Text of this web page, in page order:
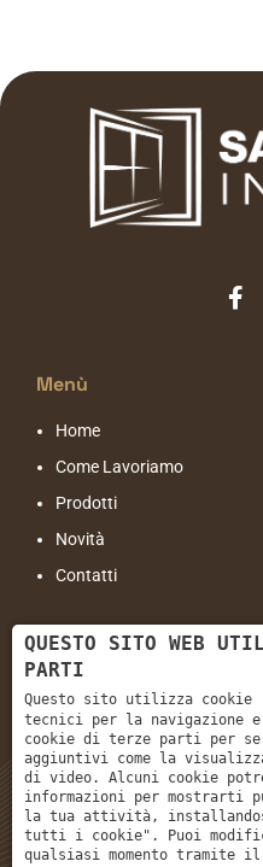
Menù
Home
Come Lavoriamo
Prodotti
Novità
Contatti
Contatti
Indirizzo:
Viale Cristoforo
Email:
Tel: +39 045 566 609
QUESTO SITO WEB
PARTI
Questo sito utilizza cookie
tecnici per la navigazione e
cookie di terze parti per
aggiuntivi come la
di video. Alcuni cookie
informazioni per mostrarti
la tua attività,
tutti i cookie". Puoi
qualsiasi momento tramite